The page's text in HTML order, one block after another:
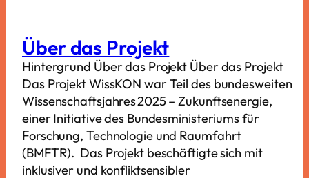
Über das Projekt
Hintergrund Über das Projekt Über das Projekt
Das Projekt WissKON war Teil des bundesweiten
Wissenschaftsjahres 2025 – Zukunftsenergie,
einer Initiative des Bundesministeriums für
Forschung, Technologie und Raumfahrt
(BMFTR). Das Projekt beschäftigte sich mit
inklusiver und konfliktsensibler